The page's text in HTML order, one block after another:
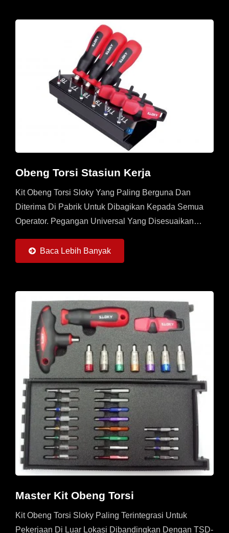
Obeng Torsi Stasiun Kerja
Kit Obeng Torsi Sloky Yang Paling Berguna Dan
Diterima Di Pabrik Untuk Dibagikan Kepada Semua
Operator. Pegangan Universal Yang Disesuaikan
6Nm) Dan 6 Buah...
Baca Lebih Banyak
Master Kit Obeng Torsi
Kit Obeng Torsi Sloky Paling Terintegrasi Untuk
Pekerjaan Di Luar Lokasi Dibandingkan Dengan TSD-